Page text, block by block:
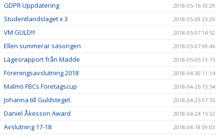
GDPR Uppdatering 2018-05-16 10:29
Studentlandslaget x 3 2018-05-09 23:29
VM GULD!!! 2018-05-07 14:52
Ellen summerar säsongen 2018-05-07 09:46
Lägesrapport från Madde 2018-05-05 13:15
Föreningsavslutning 2018 2018-04-30 11:14
Malmö FBCs Företagscup 2018-04-26 13:54
Johanna till Guldsteget 2018-04-25 07:55
Daniel Åkesson Award 2018-04-24 15:32
Avslutning 17-18 2018-04-18 09:03